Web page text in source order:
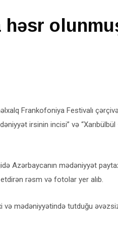
həsr
Frankofoniya Festivalı
irsinin incisi” və
Azərbaycanın mədəniyyət
rəsm və fotolar yer alıb.
mədəniyyətində tutduğu əvəzsiz